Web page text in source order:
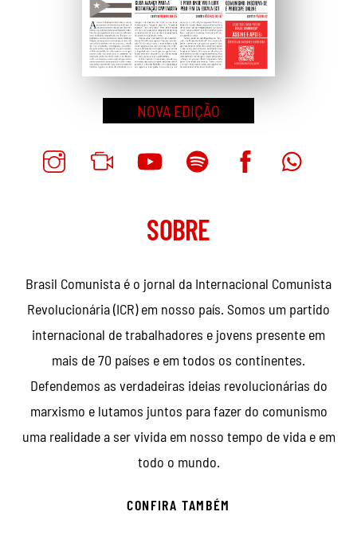
NOVA EDIÇÃO
SOBRE
Brasil Comunista é o jornal da Internacional Comunista
Revolucionária (ICR) em nosso país. Somos um partido
internacional de trabalhadores e jovens presente em
mais de 70 países e em todos os continentes.
Defendemos as verdadeiras ideias revolucionárias do
marxismo e lutamos juntos para fazer do comunismo
uma realidade a ser vivida em nosso tempo de vida e em
todo o mundo.
CONFIRA TAMBÉM